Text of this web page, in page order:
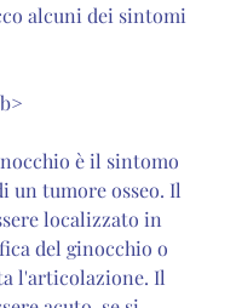
alcuni dei sintomi
è il sintomo
un tumore osseo. Il
localizzato in
del ginocchio o
l'articolazione. Il